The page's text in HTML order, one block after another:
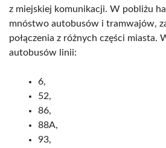
z miejskiej komunikacji. W pobliżu
mnóstwo autobusów i tramwajów,
połączenia z różnych części miasta.
autobusów linii:
6,
52,
86,
88A,
93,